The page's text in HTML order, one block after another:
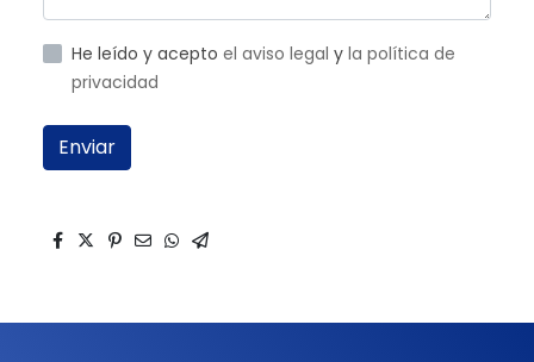
He leído y acepto el aviso legal y la política de
privacidad
Enviar